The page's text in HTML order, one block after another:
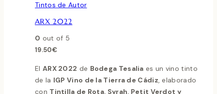
Tintos de Autor
ARX 2022
0 out of 5
19.50€
El ARX 2022 de Bodega Tesalia es un vino tinto
de la IGP Vino de la Tierra de Cádiz, elaborado
con Tintilla de Rota, Syrah, Petit Verdot y